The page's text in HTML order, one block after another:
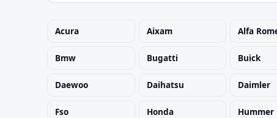
Acura Aixam Alfa
Bmw Bugatti Buick
Daewoo Daihatsu Daimler
Fso Honda Hummer